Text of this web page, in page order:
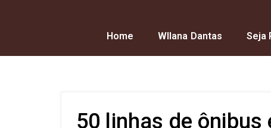
Home Wllana Dantas Seja
50 linhas de